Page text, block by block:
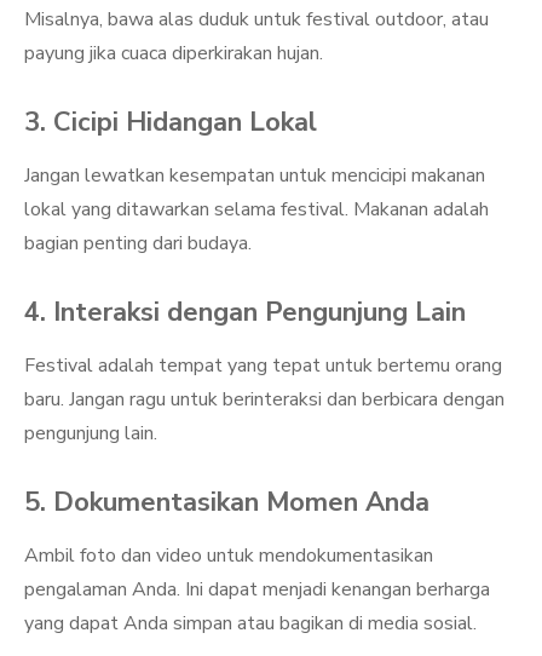
Misalnya, bawa alas duduk untuk festival outdoor, atau
payung jika cuaca diperkirakan hujan.
3. Cicipi Hidangan Lokal
Jangan lewatkan kesempatan untuk mencicipi makanan
lokal yang ditawarkan selama festival. Makanan adalah
bagian penting dari budaya.
4. Interaksi dengan Pengunjung Lain
Festival adalah tempat yang tepat untuk bertemu orang
baru. Jangan ragu untuk berinteraksi dan berbicara dengan
pengunjung lain.
5. Dokumentasikan Momen Anda
Ambil foto dan video untuk mendokumentasikan
pengalaman Anda. Ini dapat menjadi kenangan berharga
yang dapat Anda simpan atau bagikan di media sosial.